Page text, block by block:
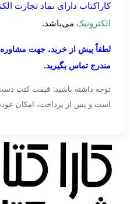
کاراکتاب دارای نماد تجارت
الکترونیک می‌باشد.
لطفاً پیش از خرید، جهت مشاوره
مندرج تماس بگیرید.
توجه داشته باشید: قیمت کتب
است و پس از پرداخت، امکان